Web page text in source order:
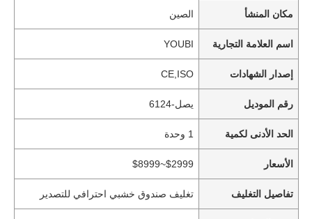
مكان المنشأ الصين
اسم العلامة التجارية YOUBI
إصدار الشهادات CE,ISO
رقم الموديل يصل-6124
الحد الأدنى لكمية 1 وحدة
الأسعار $2999~$8999
تفاصيل التغليف تغليف صندوق خشبي احترافي للتصدير